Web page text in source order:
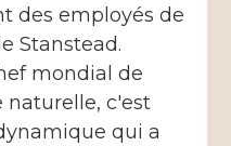
des employés de
Stanstead.
mondial de
naturelle, c'est
qui a